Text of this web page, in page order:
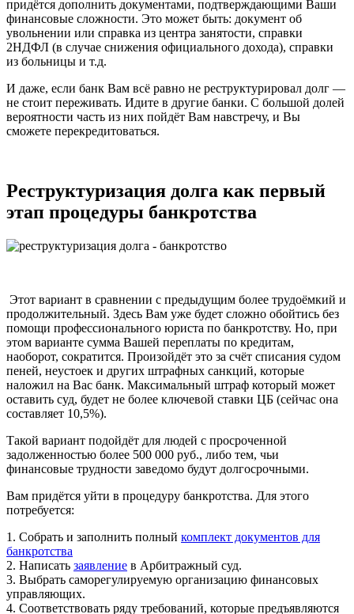
придётся дополнить документами, подтверждающими Ваши
финансовые сложности. Это может быть: документ об
увольнении или справка из центра занятости, справки
2НДФЛ (в случае снижения официального дохода), справки
из больницы и т.д.
И даже, если банк Вам всё равно не реструктурировал долг —
не стоит переживать. Идите в другие банки. С большой долей
вероятности часть из них пойдёт Вам навстречу, и Вы
сможете перекредитоваться.
Реструктуризация долга как первый
этап процедуры банкротства
Этот вариант в сравнении с предыдущим более трудоёмкий и
продолжительный. Здесь Вам уже будет сложно обойтись без
помощи профессионального юриста по банкротству. Но, при
этом варианте сумма Вашей переплаты по кредитам,
наоборот, сократится. Произойдёт это за счёт списания судом
пеней, неустоек и других штрафных санкций, которые
наложил на Вас банк. Максимальный штраф который может
оставить суд, будет не более ключевой ставки ЦБ (сейчас она
составляет 10,5%).
Такой вариант подойдёт для людей с просроченной
задолженностью более 500 000 руб., либо тем, чьи
финансовые трудности заведомо будут долгосрочными.
Вам придётся уйти в процедуру банкротства. Для этого
потребуется:
1. Собрать и заполнить полный комплект документов для
банкротства
2. Написать заявление в Арбитражный суд.
3. Выбрать саморегулируемую организацию финансовых
управляющих.
4. Соответствовать ряду требований, которые предъявляются